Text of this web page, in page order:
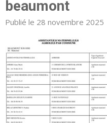
beaumont
Publié le 28 novembre 2025